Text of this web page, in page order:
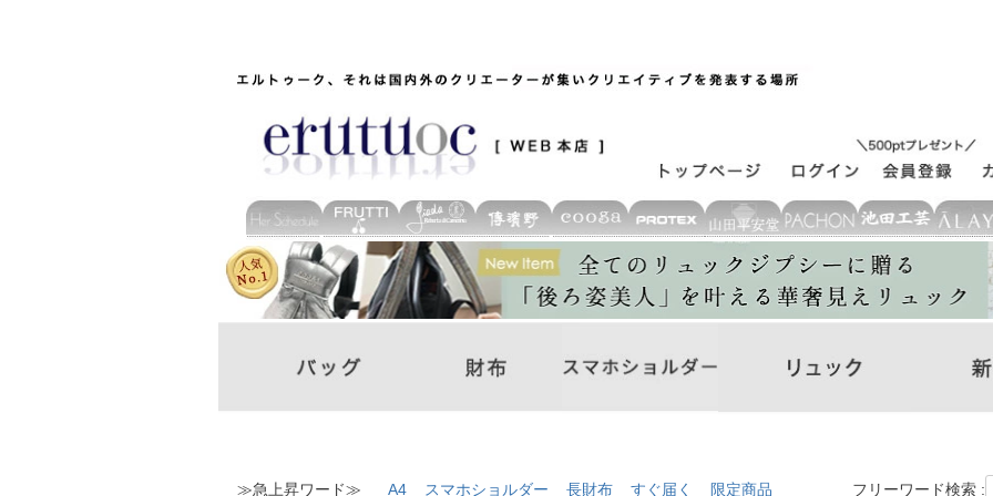
≫急上昇ワード≫ A4 スマホショルダー 長財布 すぐ届く 限定商品 フリーワード検索 :